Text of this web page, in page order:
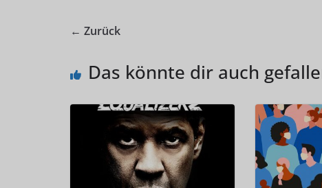
← Zurück
Das könnte dir auch